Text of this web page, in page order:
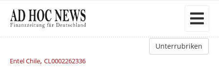
Unterrubriken
Entel Chile, CL0002262336